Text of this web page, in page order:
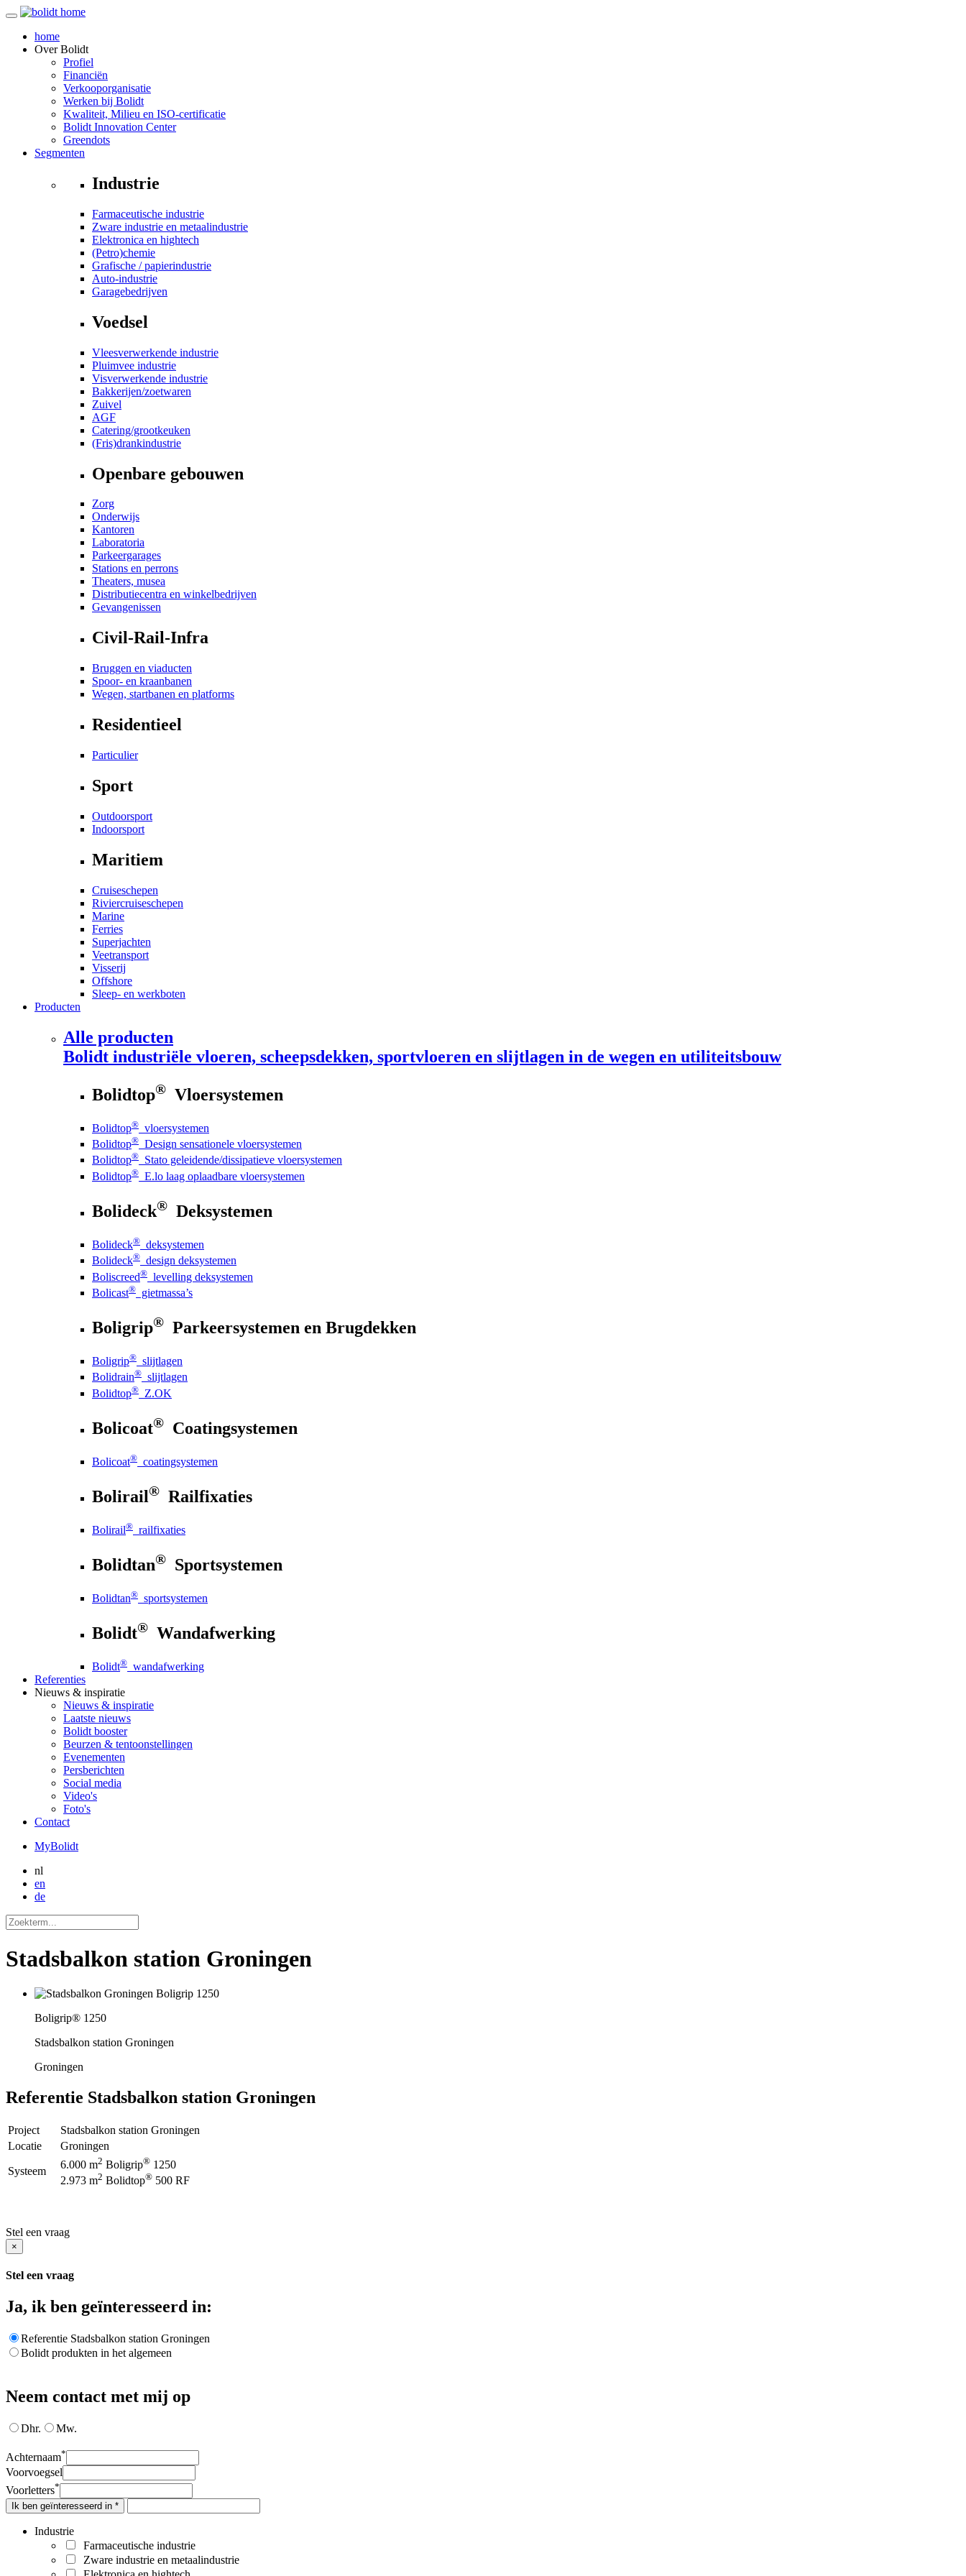
home
OverBolidt
Profiel
Financiën
Verkooporganisatie
Werken bij Bolidt
Kwaliteit, Milieu en ISO-certificatie
Bolidt Innovation Center
Greendots
Segmenten
Industrie
Farmaceutische industrie
Zware industrie en metaalindustrie
Elektronica en hightech
(Petro)chemie
Grafische / papierindustrie
Auto-industrie
Garagebedrijven
Voedsel
Vleesverwerkende industrie
Pluimvee industrie
Visverwerkende industrie
Bakkerijen/zoetwaren
Zuivel
AGF
Catering/grootkeuken
(Fris)drankindustrie
Openbare gebouwen
Zorg
Onderwijs
Kantoren
Laboratoria
Parkeergarages
Stations en perrons
Theaters, musea
Distributiecentra en winkelbedrijven
Gevangenissen
Civil-Rail-Infra
Bruggen en viaducten
Spoor- en kraanbanen
Wegen, startbanen en platforms
Residentieel
Particulier
Sport
Outdoorsport
Indoorsport
Maritiem
Cruiseschepen
Riviercruiseschepen
Marine
Ferries
Superjachten
Veetransport
Visserij
Offshore
Sleep- en werkboten
Producten
Alle producten
Bolidt industriële vloeren, scheepsdekken, sportvloeren en slijtlagen in de wegen en utiliteitsbouw
Bolidtop® Vloersystemen
Bolidtop® vloersystemen
Bolidtop® Design sensationele vloersystemen
Bolidtop® Stato geleidende/dissipatieve vloersystemen
Bolidtop® E.lo laag oplaadbare vloersystemen
Bolideck® Deksystemen
Bolideck® deksystemen
Bolideck® design deksystemen
Boliscreed® levelling deksystemen
Bolicast® gietmassa’s
Boligrip® Parkeersystemen en Brugdekken
Boligrip® slijtlagen
Bolidrain® slijtlagen
Bolidtop® Z.OK
Bolicoat® Coatingsystemen
Bolicoat® coatingsystemen
Bolirail® Railfixaties
Bolirail® railfixaties
Bolidtan® Sportsystemen
Bolidtan® sportsystemen
Bolidt® Wandafwerking
Bolidt® wandafwerking
Referenties
Nieuws & inspiratie
Nieuws & inspiratie
Laatste nieuws
Bolidt booster
Beurzen & tentoonstellingen
Evenementen
Persberichten
Social media
Video's
Foto's
Contact
MyBolidt
nl
en
de
Stadsbalkon station Groningen
Boligrip® 1250
Stadsbalkon station Groningen
Groningen
Referentie Stadsbalkon station Groningen
Project
Stadsbalkon station Groningen
Locatie
Groningen
Systeem
6.000 m2 Boligrip® 1250
2.973 m2 Bolidtop® 500 RF
Stel een vraag
×
Stel een vraag
Ja, ik ben geïnteresseerd in:
Referentie Stadsbalkon station Groningen
Bolidt produkten in het algemeen
Neem contact met mij op
Dhr. Mw.
Achternaam*
Voorvoegsel
Voorletters*
Ik ben geïnteresseerd in *
Industrie
Farmaceutische industrie
Zware industrie en metaalindustrie